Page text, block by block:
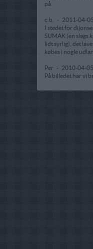
på
c.b. - 2011-04-
I stedet for
SUMAK (en slags
lidt syrlig), det
købes i nogle
Per - 2010-04-
På billedet har vi